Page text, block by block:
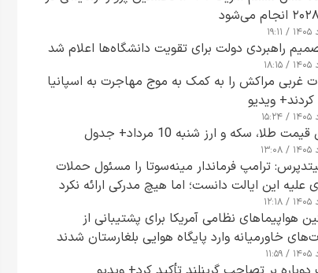
راهبردی دولت برای تقویت دانشگاه‌ها اعلام شد
غربی مراکش را به کمک به موج مهاجرت به اسپانیا
ویدیو
طلا، سکه و ارز شنبه 10 مرداد+ جدول
ترامپ فرماندار مینه‌سوتا را مسئول حملات
علیه این ایالت دانست؛ اما هیچ مدرکی ارائه نکرد
هواپیماهای نظامی آمریکا برای پشتیبانی از
خاورمیانه وارد پایگاه هوایی بلغارستان شدند